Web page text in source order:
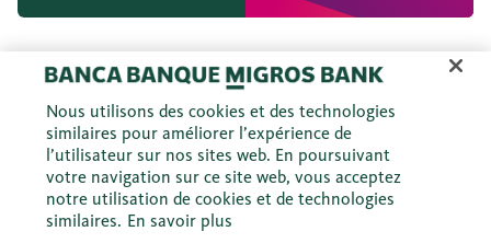
Nous utilisons des cookies et des technologies
similaires pour améliorer l’expérience de
l’utilisateur sur nos sites web. En poursuivant
votre navigation sur ce site web, vous acceptez
notre utilisation de cookies et de technologies
similaires. En savoir plus